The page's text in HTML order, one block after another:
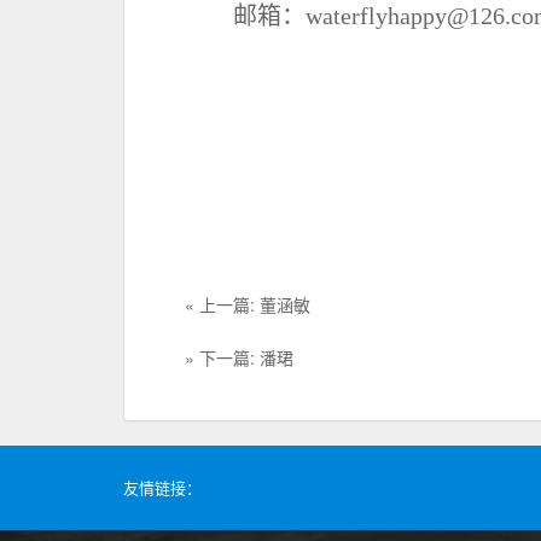
邮箱： waterflyhappy@126.
« 上一篇: 董涵敏
» 下一篇: 潘珺
友情链接：